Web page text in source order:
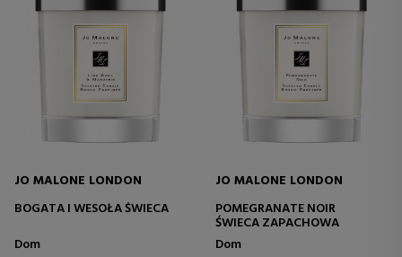
JO MALONE LONDON
BOGATA I WESOŁA ŚWIECA
Dom
JO MALONE LONDON
POMEGRANATE NOIR
ŚWIECA ZAPACHOWA
Dom